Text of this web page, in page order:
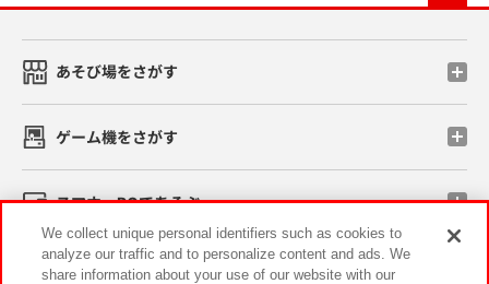
あそび場をさがす
ゲーム機をさがす
スマホ・PCであそぶ
イベント・キャンペーン
We collect unique personal identifiers such as cookies to
analyze our traffic and to personalize content and ads. We
share information about your use of our website with our